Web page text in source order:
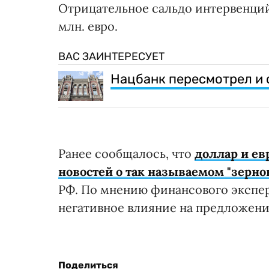
Отрицательное сальдо
млн. евро.
ВАС ЗАИНТЕРЕСУЕТ
Нацбанк пересмотрел и
Ранее сообщалось, что доллар и
новостей о так называемом
РФ. По мнению финансового
негативное влияние на
Поделиться